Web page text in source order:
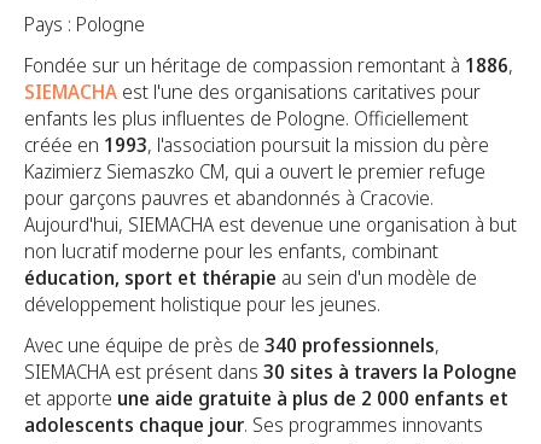
Pays : Pologne
Fondée sur un héritage de compassion remontant à 1886,
SIEMACHA est l'une des organisations caritatives pour
enfants les plus influentes de Pologne. Officiellement
créée en 1993, l'association poursuit la mission du père
Kazimierz Siemaszko CM, qui a ouvert le premier refuge
pour garçons pauvres et abandonnés à Cracovie.
Aujourd'hui, SIEMACHA est devenue une organisation à but
non lucratif moderne pour les enfants, combinant
éducation, sport et thérapie au sein d'un modèle de
développement holistique pour les jeunes.
Avec une équipe de près de 340 professionnels,
SIEMACHA est présent dans 30 sites à travers la Pologne
et apporte une aide gratuite à plus de 2 000 enfants et
adolescents chaque jour. Ses programmes innovants